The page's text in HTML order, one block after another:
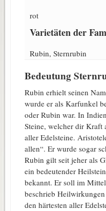
rot
Varietäten der
Rubin, Sternrubin
Bedeutung
Rubin erhielt seinen
wurde er als Karfunkel
oder Rubin war. In
Steine, welcher dir Kraft
aller Edelsteine.
allen“. Er wurde sogar
Rubin gilt seit jeher als
ein bedeutender
bekannt. Er soll im
beschrieb
den härtesten aller